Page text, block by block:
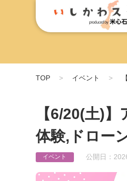
TOP イベント
【6/20(土)
体験,ドロー
イベント 公開日：